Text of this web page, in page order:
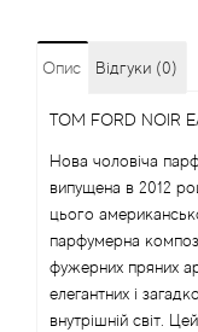
Опис Відгуки (0)
TOM FORD NOIR
Нова чоловіча
випущена в 2012
цього
парфумерна
фужерних пряних
елегантних і
внутрішній світ.
Amouroud
Andre L'Arom
Angel Schlesser
Anima Mundi
Anna Sui